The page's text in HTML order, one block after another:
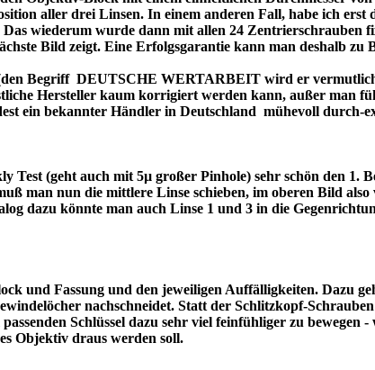
aller drei Linsen. In einem anderen Fall, habe ich
wiederum wurde dann mit allen 24 Zentrierschrauben
Bild zeigt. Eine Erfolgsgarantie kann man deshalb zu
Begriff DEUTSCHE WERTARBEIT wird er
Hersteller kaum korrigiert werden kann, außer man
ein bekannter Händler in Deutschland mühevoll
Test (geht auch mit 5µ großer Pinhole) sehr schön den 1.
man nun die mittlere Linse schieben, im oberen Bild
dazu könnte man auch Linse 1 und 3 in die
und Fassung und den jeweiligen Auffälligkeiten. Dazu
nachschneidet. Statt der Schlitzkopf-
Schlüssel dazu sehr viel feinfühliger zu bewegen -
Objektiv draus werden soll.